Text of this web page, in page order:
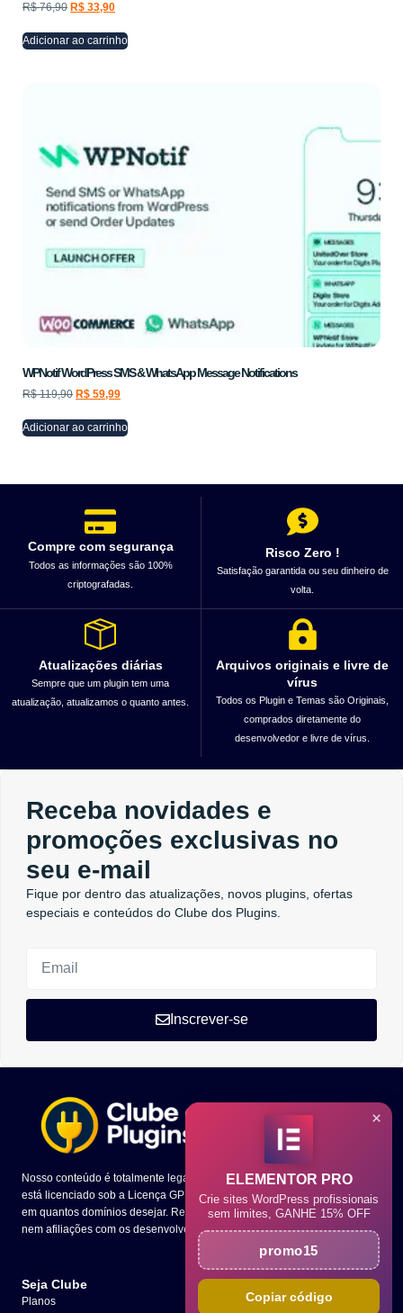
R$76,90 R$ 33,90
Adicionar ao carrinho
WPNotif WordPress SMS & WhatsApp Message Notifications
R$119,90 R$ 59,99
Adicionar ao carrinho
Compre com segurança
Todos as informações são 100%
criptografadas.
Risco Zero !
Satisfação garantida ou seu dinheiro de
volta.
Atualizações diárias
Sempre que um plugin tem uma
atualização, atualizamos o quanto antes.
Arquivos originais e livre de
vírus
Todos os Plugin e Temas são Originais,
comprados diretamente do
desenvolvedor e livre de vírus.
Receba novidades e
promoções exclusivas no
seu e-mail
Fique por dentro das atualizações, novos plugins, ofertas
especiais e conteúdos do Clube dos Plugins.
Inscrever-se
Nosso conteúdo é totalmente legal e todo o código dos temas e plugins
está licenciado sob a Licença GPL. Você tem a liberdade de utilizá-los
em quantos domínios desejar. Ressaltamos que não mantemos parcerias
nem afiliações com os desenvolvedores presentes em nosso site.
Seja Clube
Planos
×
ELEMENTOR PRO
Crie sites WordPress profissionais
sem limites, GANHE 15% OFF
promo15
Copiar código